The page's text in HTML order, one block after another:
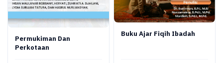
Permukiman Dan
Perkotaan
Buku Ajar Fiqih Ibadah